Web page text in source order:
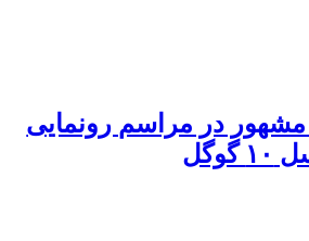
در مراسم رونمایی